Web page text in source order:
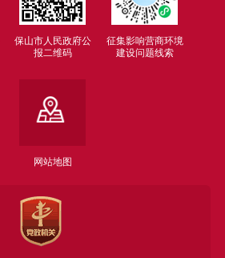
保山市人民政府公
报二维码
征集影响营商环境
建设问题线索
网站地图